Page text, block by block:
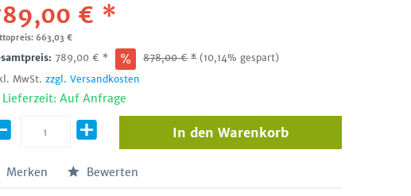
€ *
663,03 €
789,00 € * 878,00€ * (10,14% gespart)
MwSt.zzgl. Versandkosten
Lieferzeit: Auf Anfrage
In den Warenkorb
Merken Bewerten